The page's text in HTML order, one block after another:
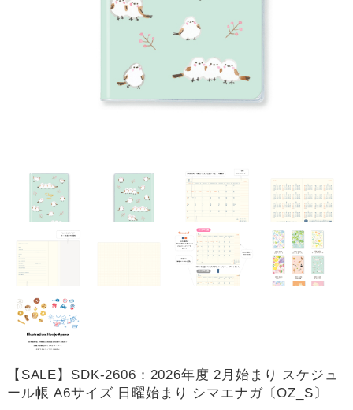
【SALE】SDK-2606：2026年度 2月始まり スケジュ
ール帳 A6サイズ 日曜始まり シマエナガ〔OZ_S〕